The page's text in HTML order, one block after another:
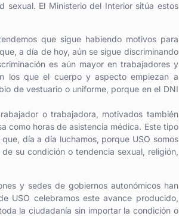
sexual. El Ministerio del Interior sitúa estos
que sigue habiendo motivos para
a día de hoy, aún se sigue discriminando
es aún mayor en trabajadores y
los que el cuerpo y aspecto empiezan a
de vestuario o uniforme, porque en el DNI
o trabajadora, motivados también
como horas de asistencia médica. Este tipo
día a día luchamos, porque USO somos
su condición o tendencia sexual, religión,
y sedes de gobiernos autonómicos han
USO celebramos este avance producido,
la ciudadanía sin importar la condición o